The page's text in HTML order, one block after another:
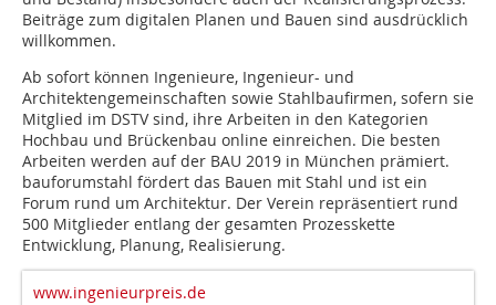
Beiträge zum digitalen Planen und Bauen sind ausdrücklich
willkommen.
Ab sofort können Ingenieure, Ingenieur- und
Architektengemeinschaften sowie Stahlbaufirmen, sofern sie
Mitglied im DSTV sind, ihre Arbeiten in den Kategorien
Hochbau und Brückenbau online einreichen. Die besten
Arbeiten werden auf der BAU 2019 in München prämiert.
bauforumstahl fördert das Bauen mit Stahl und ist ein
Forum rund um Architektur. Der Verein repräsentiert rund
500 Mitglieder entlang der gesamten Prozesskette
Entwicklung, Planung, Realisierung.
www.ingenieurpreis.de